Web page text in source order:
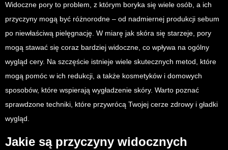
Widoczne pory to problem, z którym boryka się wiele osób, a ich
przyczyny mogą być różnorodne – od nadmiernej produkcji sebum
po niewłaściwą pielęgnację. W miarę jak skóra się starzeje, pory
mogą stawać się coraz bardziej widoczne, co wpływa na ogólny
wygląd cery. Na szczęście istnieje wiele skutecznych metod, które
mogą pomóc w ich redukcji, a także kosmetyków i domowych
sposobów, które wspierają wygładzenie skóry. Warto poznać
sprawdzone techniki, które przywrócą Twojej cerze zdrowy i gładki
wygląd.
Jakie są przyczyny widocznych